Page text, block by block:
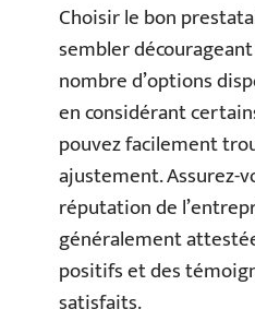
Choisir le bon
sembler
nombre d’options
en considérant
pouvez facilement
ajustement. Assurez-
réputation de
généralement
positifs et des
satisfaits.